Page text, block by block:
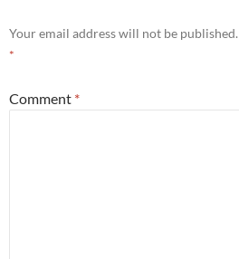
Your email address will not be published.
*
Comment *